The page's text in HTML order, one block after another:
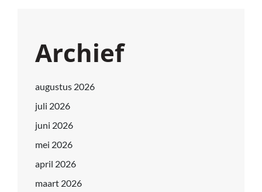
Archief
augustus 2026
juli 2026
juni 2026
mei 2026
april 2026
maart 2026